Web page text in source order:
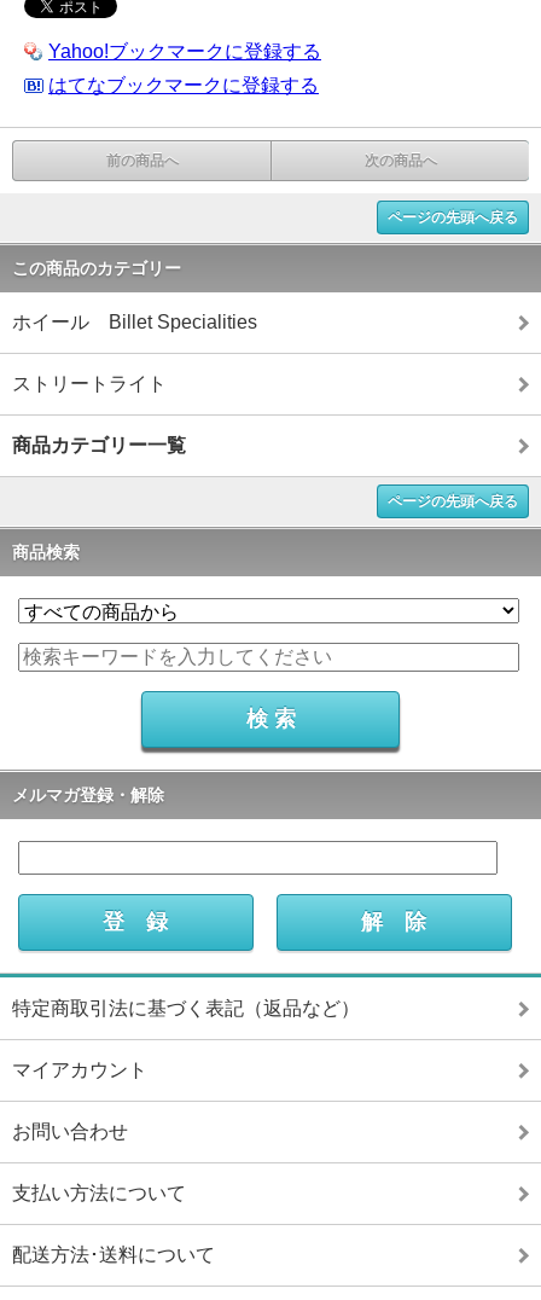
Yahoo!ブックマークに登録する
はてなブックマークに登録する
前の商品へ 次の商品へ
ページの先頭へ戻る
この商品のカテゴリー
ホイール Billet Specialities
ストリートライト
商品カテゴリー一覧
ページの先頭へ戻る
商品検索
メルマガ登録・解除
特定商取引法に基づく表記（返品など）
マイアカウント
お問い合わせ
支払い方法について
配送方法･送料について